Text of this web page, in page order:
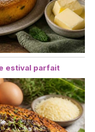
estival parfait